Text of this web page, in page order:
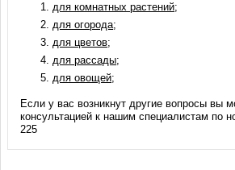
для комнатных растений;
для огорода;
для цветов;
для рассады;
для овощей;
Если у вас возникнут другие вопросы вы
консультацией к нашим специалистам по
225